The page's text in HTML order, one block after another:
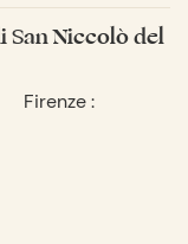
San Niccolò del
Firenze :